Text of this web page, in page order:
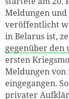
Meldungen und
veröffentlicht
in Belarus ist,
gegenüber den
ersten
Meldungen von
eingegangen.
privater